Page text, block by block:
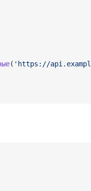
( 'https://